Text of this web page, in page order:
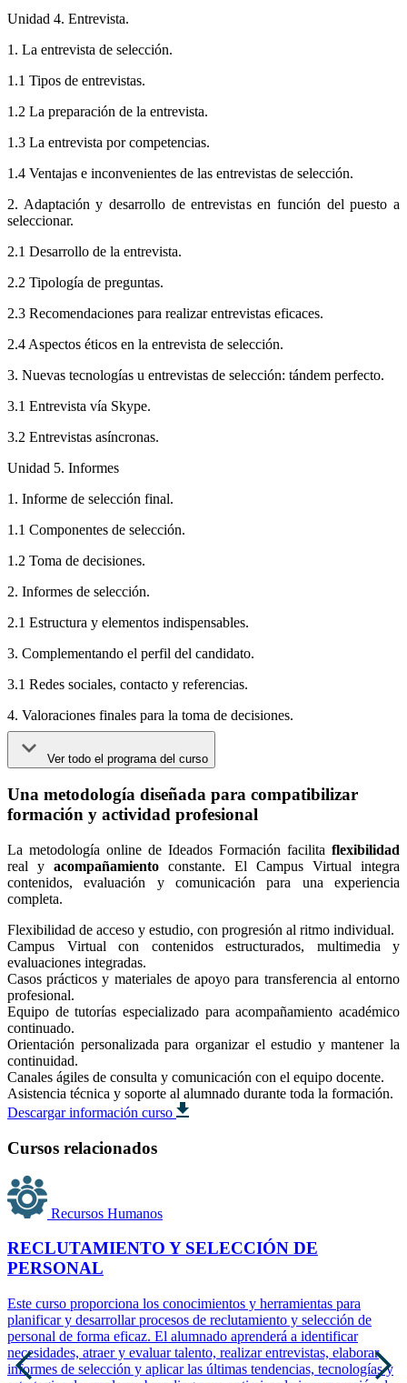
Unidad 4. Entrevista.
1. La entrevista de selección.
1.1 Tipos de entrevistas.
1.2 La preparación de la entrevista.
1.3 La entrevista por competencias.
1.4 Ventajas e inconvenientes de las entrevistas de selección.
2. Adaptación y desarrollo de entrevistas en función del puesto a
seleccionar.
2.1 Desarrollo de la entrevista.
2.2 Tipología de preguntas.
2.3 Recomendaciones para realizar entrevistas eficaces.
2.4 Aspectos éticos en la entrevista de selección.
3. Nuevas tecnologías u entrevistas de selección: tándem perfecto.
3.1 Entrevista vía Skype.
3.2 Entrevistas asíncronas.
Unidad 5. Informes
1. Informe de selección final.
1.1 Componentes de selección.
1.2 Toma de decisiones.
2. Informes de selección.
2.1 Estructura y elementos indispensables.
3. Complementando el perfil del candidato.
3.1 Redes sociales, contacto y referencias.
4. Valoraciones finales para la toma de decisiones.
Ver todo el programa del curso
Una metodología diseñada para compatibilizar
formación y actividad profesional
La metodología online de Ideados Formación facilita flexibilidad
real y acompañamiento constante. El Campus Virtual integra
contenidos, evaluación y comunicación para una experiencia
completa.
Flexibilidad de acceso y estudio, con progresión al ritmo individual.
Campus Virtual con contenidos estructurados, multimedia y
evaluaciones integradas.
Casos prácticos y materiales de apoyo para transferencia al entorno
profesional.
Equipo de tutorías especializado para acompañamiento académico
continuado.
Orientación personalizada para organizar el estudio y mantener la
continuidad.
Canales ágiles de consulta y comunicación con el equipo docente.
Asistencia técnica y soporte al alumnado durante toda la formación.
Descargar información curso
Cursos relacionados
Recursos Humanos
RECLUTAMIENTO Y SELECCIÓN DE
PERSONAL
Este curso proporciona los conocimientos y herramientas para
planificar y desarrollar procesos de reclutamiento y selección de
personal de forma eficaz. El alumnado aprenderá a identificar
necesidades, atraer y evaluar talento, realizar entrevistas, elaborar
informes de selección y aplicar las últimas tendencias, tecnologías y